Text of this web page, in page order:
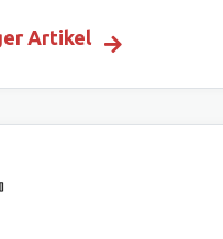
Artikel